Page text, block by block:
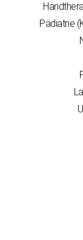
Pädiatrie